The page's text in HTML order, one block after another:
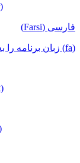
فارسی (Farsi)
(fa) زبان برنامه را به فارسی تغییر دهید